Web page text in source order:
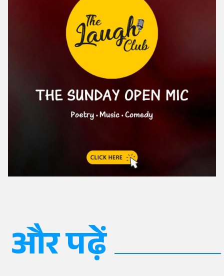
और पढ़ें